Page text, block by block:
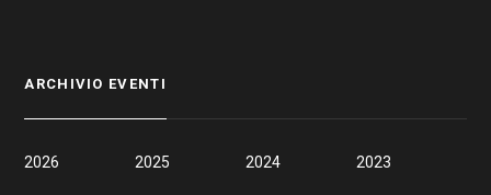
ARCHIVIO EVENTI
2026 2025 2024 2023